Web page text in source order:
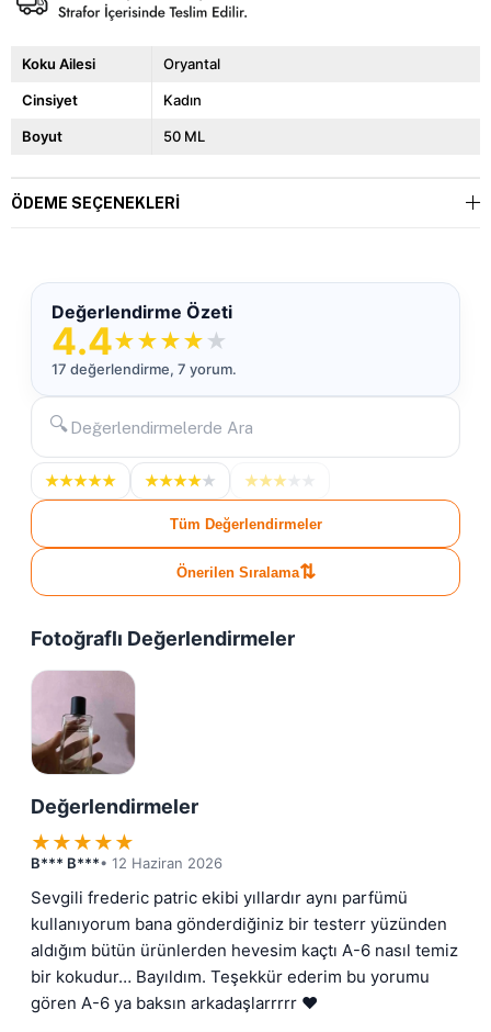
Koku Ailesi Oryantal
Cinsiyet Kadın
Boyut 50 ML
ÖDEME SEÇENEKLERI
Değerlendirme Özeti
4.4★★★★ ★
17 değerlendirme, 7 yorum.
🔍
★★★★★ ★★★★★ ★★★
Tüm Değerlendirmeler
Önerilen Sıralama⇅
Fotoğraflı Değerlendirmeler
Değerlendirmeler
★★★★★
B*** B***• 12 Haziran 2026
Sevgili frederic patric ekibi yıllardır aynı parfümü
kullanıyorum bana gönderdiğiniz bir testerr yüzünden
aldığım bütün ürünlerden hevesim kaçtı A-6 nasıl temiz
bir kokudur… Bayıldım. Teşekkür ederim bu yorumu
gören A-6 ya baksın arkadaşlarrrrr ❤️